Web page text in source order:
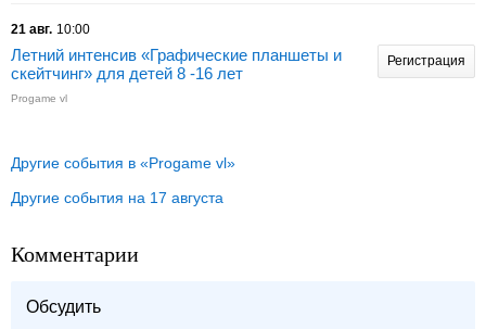
21 авг. 10:00
Летний интенсив «Графические планшеты и
скейтчинг» для детей 8 -16 лет
Progame vl
Регистрация
Другие события в «Progame vl»
Другие события на 17 августа
Комментарии
Обсудить